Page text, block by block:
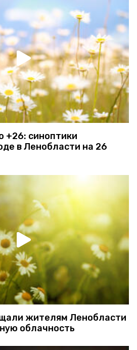
синоптики
в Ленобласти на 26
жителям Ленобласти
облачность